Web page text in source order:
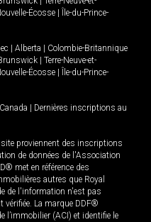
Écosse
Île-du-Prince-
Alberta
Colombie-Britannique
Terre-Neuve-et-
Écosse
Île-du-Prince-
Dernières inscriptions au
proviennent des inscriptions
de données de l'Association
met en référence des
autres que Royal
de l'information n'est pas
vérifiée. La marque DDF®
l’immobilier (ACI) et identifie le